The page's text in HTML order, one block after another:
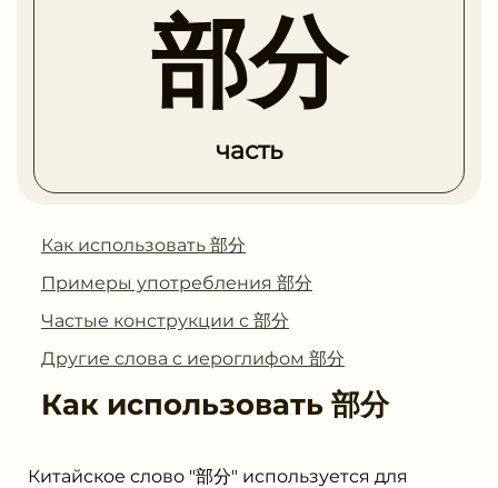
部分
часть
Как использовать 部分
Примеры употребления 部分
Частые конструкции с 部分
Другие слова с иероглифом 部分
Как использовать 部分
Китайское слово "部分" используется для